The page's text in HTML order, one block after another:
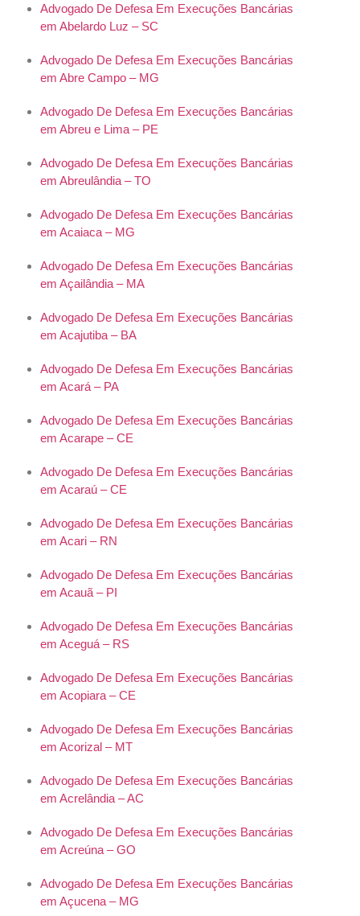
Advogado De Defesa Em Execuções Bancárias
em Abelardo Luz – SC
Advogado De Defesa Em Execuções Bancárias
em Abre Campo – MG
Advogado De Defesa Em Execuções Bancárias
em Abreu e Lima – PE
Advogado De Defesa Em Execuções Bancárias
em Abreulândia – TO
Advogado De Defesa Em Execuções Bancárias
em Acaiaca – MG
Advogado De Defesa Em Execuções Bancárias
em Açailândia – MA
Advogado De Defesa Em Execuções Bancárias
em Acajutiba – BA
Advogado De Defesa Em Execuções Bancárias
em Acará – PA
Advogado De Defesa Em Execuções Bancárias
em Acarape – CE
Advogado De Defesa Em Execuções Bancárias
em Acaraú – CE
Advogado De Defesa Em Execuções Bancárias
em Acari – RN
Advogado De Defesa Em Execuções Bancárias
em Acauã – PI
Advogado De Defesa Em Execuções Bancárias
em Aceguá – RS
Advogado De Defesa Em Execuções Bancárias
em Acopiara – CE
Advogado De Defesa Em Execuções Bancárias
em Acorizal – MT
Advogado De Defesa Em Execuções Bancárias
em Acrelândia – AC
Advogado De Defesa Em Execuções Bancárias
em Acreúna – GO
Advogado De Defesa Em Execuções Bancárias
em Açucena – MG